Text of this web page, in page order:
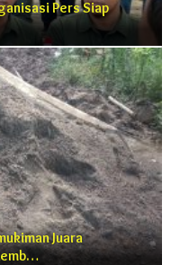
Pers Siap
Juara